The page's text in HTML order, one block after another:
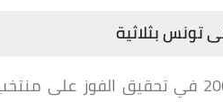
نجح منتخب مصر للناشئين مواليد 2008 في